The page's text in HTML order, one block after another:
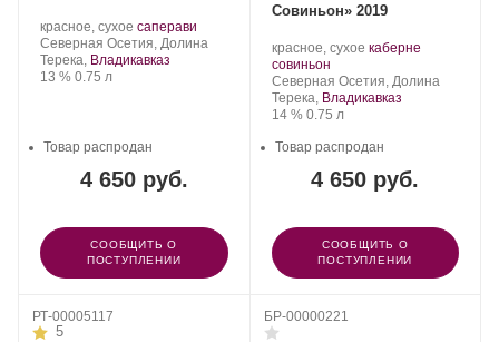
Производитель:
Константин
Дзитоев.
красное, сухое .
Сорт
винограда:
саперави
Регион:
Северная Осетия, Долина
Терека, Владикавказ
Крепость
13 %. Объем
0.75 л
4 650 руб.
Товар распродан
СООБЩИТЬ О
ПОСТУПЛЕНИИ
Совиньон» 2019
Производитель:
Константин
Дзитоев.
красное, сухое .
винограда:
каберне
совиньон.
Регион:
Северная Осетия, Долина
Терека, Владикавказ
Крепость
14 %. Объем
0.75 л
4 650 руб.
Товар распродан
СООБЩИТЬ О
ПОСТУПЛЕНИИ
РТ-00005117
5
БР-00000221